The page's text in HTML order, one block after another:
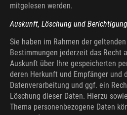
mitgelesen werden.
Auskunft, Löschung und Berichtigung
Sie haben im Rahmen der
Bestimmungen jederzeit das Recht
Auskunft über Ihre gespeicherten
deren Herkunft und Empfänger und
Datenverarbeitung und ggf. ein
Löschung dieser Daten. Hierzu
Thema personenbezogene Daten